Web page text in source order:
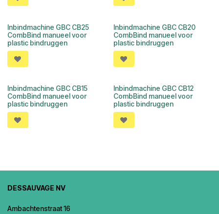
Inbindmachine GBC CB25
CombBind manueel voor
plastic bindruggen
Inbindmachine GBC CB20
CombBind manueel voor
plastic bindruggen
Inbindmachine GBC CB15
CombBind manueel voor
plastic bindruggen
Inbindmachine GBC CB12
CombBind manueel voor
plastic bindruggen
DESSAUVAGE NV
Ambachtenstraat 16